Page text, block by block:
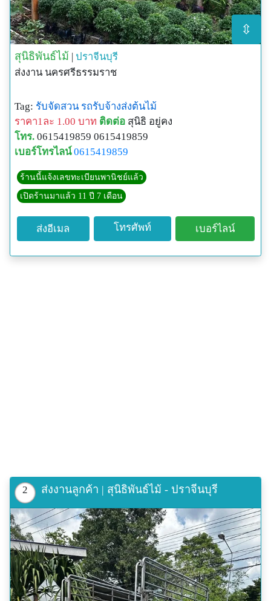
⇳
สุนิธิพันธ์ไม้ | ปราจีนบุรี
ส่งงาน นครศรีธรรมราช
Tag: รับจัดสวน รถรับจ้างส่งต้นไม้
ราคา1ละ 1.00 บาท ติดต่อ สุนิธิ อยู่คง
โทร. 0615419859 0615419859
เบอร์โทรไลน์ 0615419859
ร้านนี้แจ้งเลขทะเบียนพานิชย์แล้ว
เปิดร้านมาแล้ว 11 ปี 7 เดือน
ส่งอีเมล โทรศัพท์ เบอร์ไลน์
2 ส่งงานลูกค้า | สุนิธิพันธ์ไม้ - ปราจีนบุรี